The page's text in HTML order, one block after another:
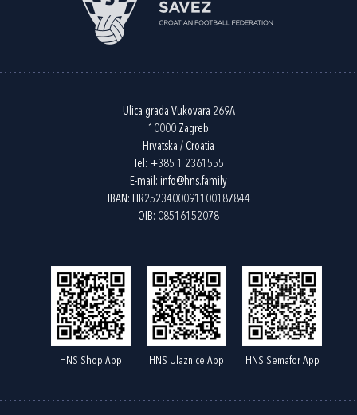
Ulica grada Vukovara 269A
10000 Zagreb
Hrvatska / Croatia
Tel: +385 1 2361555
E-mail: info@hns.family
IBAN: HR2523400091100187844
OIB: 08516152078
HNS Shop App HNS Ulaznice App HNS Semafor App